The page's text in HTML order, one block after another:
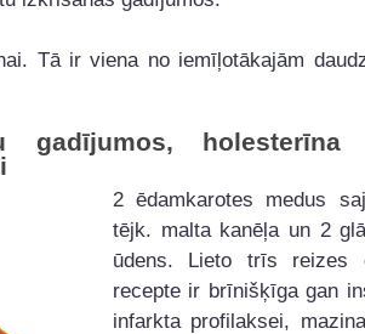
Tā ir viena no iemīļotākajām
gadījumos, holesterīna
2 ēdamkarotes medus
tējk. malta kanēļa un 2
ūdens. Lieto trīs reizes
recepte ir brīnišķīga gan
infarkta profilaksei,